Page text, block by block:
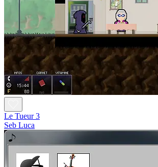
Le Tueur 3
Seb Luca